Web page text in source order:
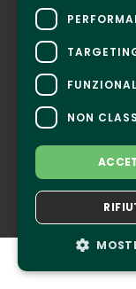
CONTATTI
Per informazioni
Clicca qui
Per informazioni
organizzatore.
Dichiarazione
NON